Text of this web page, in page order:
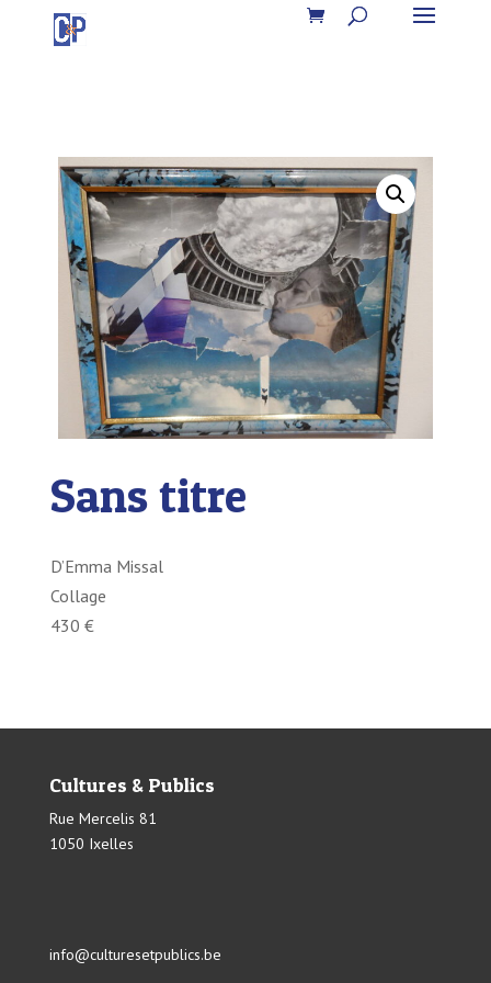
Sans titre
D’Emma Missal
Collage
430 €
Cultures & Publics
Rue Mercelis 81
1050 Ixelles
info@culturesetpublics.be